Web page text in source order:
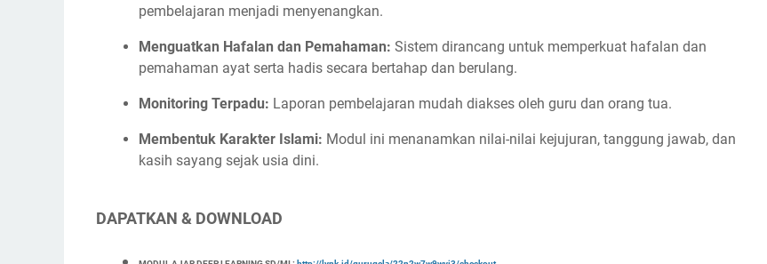
pembelajaran menjadi menyenangkan.
Menguatkan Hafalan dan Pemahaman: Sistem dirancang untuk memperkuat hafalan dan
pemahaman ayat serta hadis secara bertahap dan berulang.
Monitoring Terpadu: Laporan pembelajaran mudah diakses oleh guru dan orang tua.
Membentuk Karakter Islami: Modul ini menanamkan nilai-nilai kejujuran, tanggung jawab, dan
kasih sayang sejak usia dini.
DAPATKAN & DOWNLOAD